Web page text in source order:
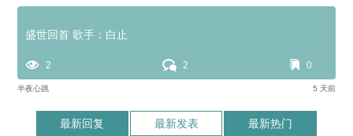
盛世回首 歌手：白止
2 2 0
半夜心跳 5 天前
最新回复 最新发表 最新热门